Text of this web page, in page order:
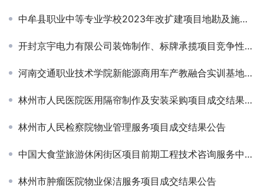
中牟县职业中等专业学校2023年改扩建项目地勘及施工图纸设计服务项目招标公告￼
开封京宇电力有限公司装饰制作、标牌承揽项目竞争性谈判公告￼
河南交通职业技术学院新能源商用车产教融合实训基地建设项目-中标公告
林州市人民医院医用隔帘制作及安装采购项目成交结果公告
林州市人民检察院物业管理服务项目成交结果公告
中国大食堂旅游休闲街区项目前期工程技术咨询服务中标候选人公示
林州市肿瘤医院物业保洁服务项目成交结果公告